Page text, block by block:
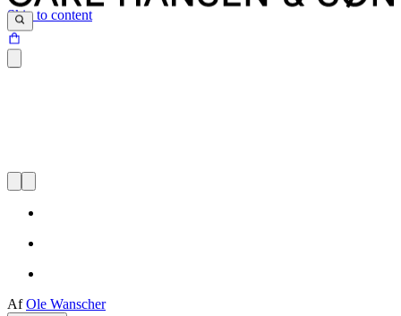
Skip to content
AfOle Wanscher